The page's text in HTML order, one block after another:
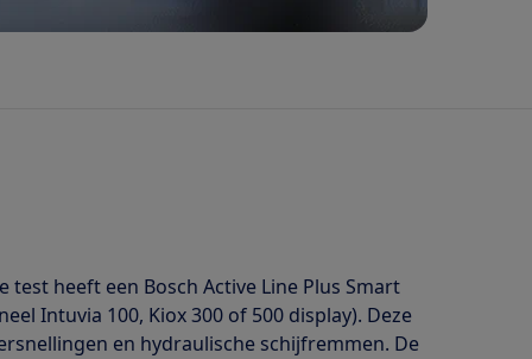
test heeft een Bosch Active Line Plus Smart
Intuvia 100, Kiox 300 of 500 display). Deze
en hydraulische schijfremmen. De